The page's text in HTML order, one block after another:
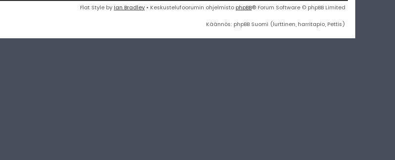
Flat Style by Ian Bradley • Keskustelufoorumin ohjelmisto phpBB® Forum Software © phpBB Limited
Käännös: phpBB Suomi (lurttinen, harritapio, Pettis)